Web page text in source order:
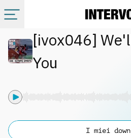
Categorie
[ivox046]
You
I miei